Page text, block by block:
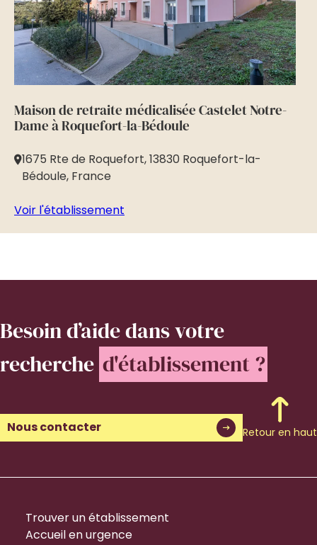
Maison de retraite médicalisée Castelet Notre-
Dame à Roquefort-la-Bédoule
1675 Rte de Roquefort, 13830 Roquefort-la-
Bédoule, France
Voir l'établissement
Besoin d’aidedans votre
recherche d'établissement ?
Nous contacter Retour en haut
Trouver un établissement
Accueil en urgence